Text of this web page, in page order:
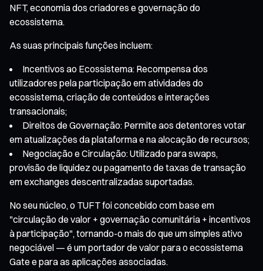
NFT, economia dos criadores e governação do
ecossistema.
As suas principais funções incluem:
Incentivos ao Ecossistema: Recompensa dos
utilizadores pela participação em atividades do
ecossistema, criação de conteúdos e interações
transacionais;
Direitos de Governação: Permite aos detentores votar
em atualizações da plataforma e na alocação de recursos;
Negociação e Circulação: Utilizado para swaps,
provisão de liquidez ou pagamento de taxas de transação
em exchanges descentralizadas suportadas.
No seu núcleo, o TUFT foi concebido com base em
"circulação de valor + governação comunitária + incentivos
à participação", tornando-o mais do que um simples ativo
negociável — é um portador de valor para o ecossistema
Gate e para as aplicações associadas.